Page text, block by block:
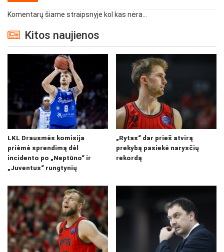
Komentarų šiame straipsnyje kol kas nėra...
Kitos naujienos
LKL Drausmės komisija
priėmė sprendimą dėl
incidento po „Neptūno“ ir
„Juventus“ rungtynių
„Rytas“ dar prieš atvirą
prekybą pasiekė narysčių
rekordą